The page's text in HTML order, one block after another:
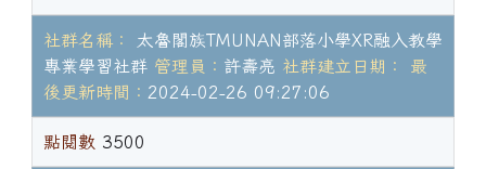
社群名稱：
太魯閣族TMUNAN部落小學XR融入教學
專業學習社群 管理員： 許壽亮 社群建立日期：
最
後更新時間： 2024-02-26 09:27:06
點閱數 3500